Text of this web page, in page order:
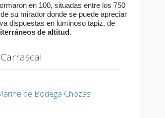
en 100, situadas entre los 750
su mirador donde se puede apreciar
dispuestas en luminoso tapiz, de
de altitud.
de Bodega Chozas